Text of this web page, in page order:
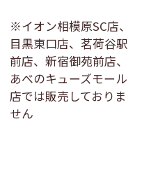
※イオン相模原SC店、
目黒東口店、茗荷谷駅
前店、新宿御苑前店、
あべのキューズモール
店では販売しておりま
せん